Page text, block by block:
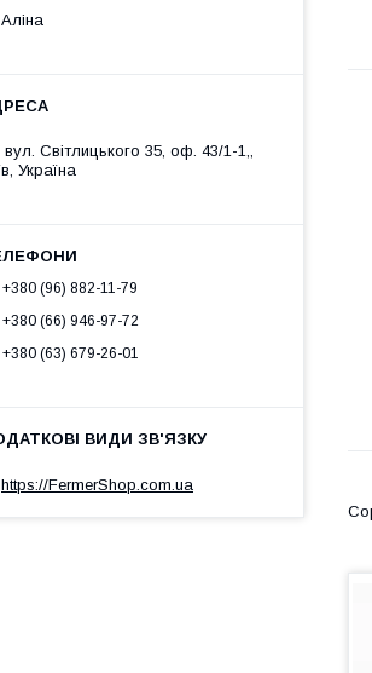
Аліна
вул. Світлицького 35, оф. 43/1-1,,
Україна
+380 (96) 882-11-79
+380 (66) 946-97-72
+380 (63) 679-26-01
https://FermerShop.com.ua